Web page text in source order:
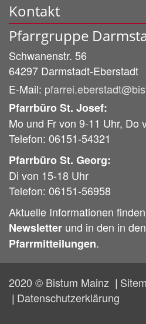
Kontakt
Pfarrgruppe
Schwanenstr. 56
64297 Darmstadt-Eberstadt
E-Mail:
Pfarrbüro St. Josef:
Mo und Fr von 9-11 Uhr, Do
Telefon: 06151-54321
Pfarrbüro St. Georg:
Di von 15-18 Uhr
Telefon: 06151-56958
Aktuelle Informationen
Newsletter und in den in
Pfarrmitteilungen.
2020 © Bistum Mainz
Datenschutzerklärung